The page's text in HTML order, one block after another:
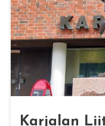
Kar­ja­lan